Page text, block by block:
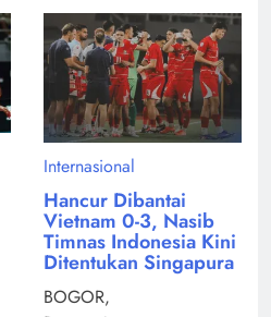
Internasional
Hancur Dibantai
Vietnam 0-3, Nasib
Timnas Indonesia Kini
Ditentukan Singapura
BOGOR,